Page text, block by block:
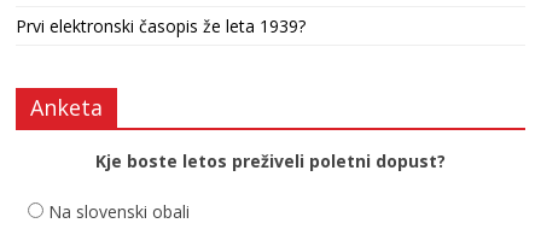
Prvi elektronski časopis že leta 1939?
Anketa
Kje boste letos preživeli poletni dopust?
Na slovenski obali